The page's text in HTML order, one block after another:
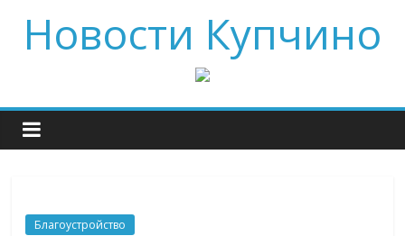
Новости Купчино
Благоустройство